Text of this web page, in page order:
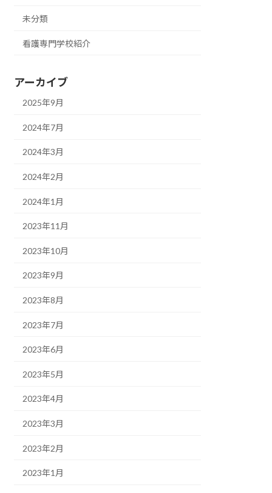
未分類
看護専門学校紹介
アーカイブ
2025年9月
2024年7月
2024年3月
2024年2月
2024年1月
2023年11月
2023年10月
2023年9月
2023年8月
2023年7月
2023年6月
2023年5月
2023年4月
2023年3月
2023年2月
2023年1月